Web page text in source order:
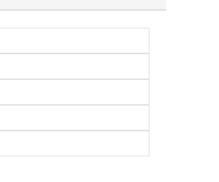
也讓我有相類似的既視感。
全球傳頌的抗爭之歌：《你
戲》的經典臺詞「如果我們
也有遊行人士展現《饑餓遊
同的抗爭策略，同樣高唱
緬甸抗爭爆發時，泰國的運動
國青年手上，再藉由緬甸的